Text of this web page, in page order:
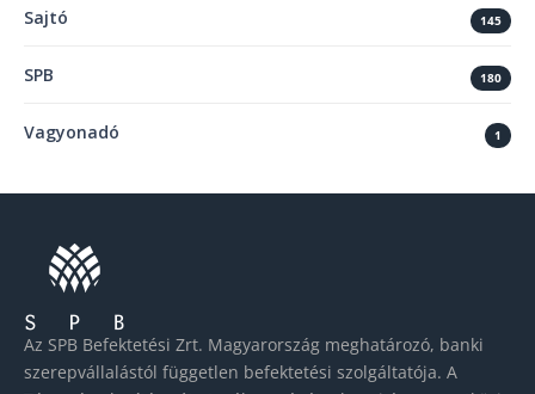
Sajtó 145
SPB 180
Vagyonadó 1
Az SPB Befektetési Zrt. Magyarország meghatározó, banki
szerepvállalástól független befektetési szolgáltatója. A